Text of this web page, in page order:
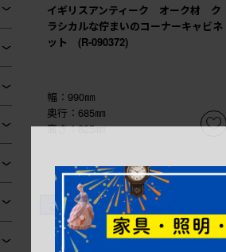
イギリスアンティーク オーク材 ク
ラシカルな佇まいのコーナーキャビネ
ット (R-090372)
幅：990㎜
奥行：685㎜
高さ：825㎜
これからリペア予定品